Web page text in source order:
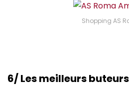
Shopping AS
6/ Les meilleurs